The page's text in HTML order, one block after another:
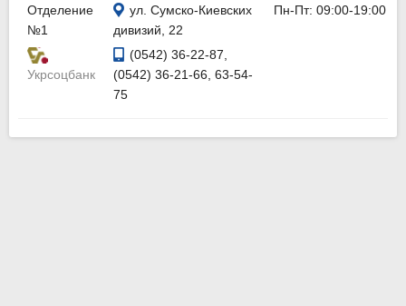
Отделение
№1
Укрсоцбанк
ул. Сумско-Киевских
дивизий, 22
(0542) 36-22-87,
(0542) 36-21-66, 63-54-
75
Пн-Пт: 09:00-19:00